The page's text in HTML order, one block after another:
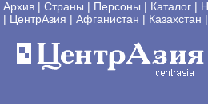
Архив | Страны | Персоны | Каталог |
| ЦентрАзия | Афганистан | Казахстан |